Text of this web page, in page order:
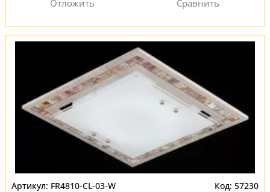
FR4810-CL-03-W 57230